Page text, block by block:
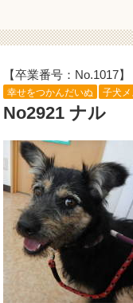
【卒業番号：No.1017】
幸せをつかんだいぬ 子犬
No2921 ナル